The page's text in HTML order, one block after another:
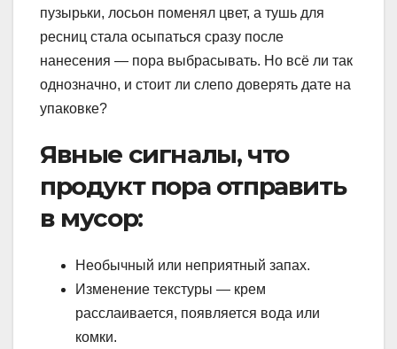
пузырьки, лосьон поменял цвет, а тушь для
ресниц стала осыпаться сразу после
нанесения — пора выбрасывать. Но всё ли так
однозначно, и стоит ли слепо доверять дате на
упаковке?
Явные сигналы, что
продукт пора отправить
в мусор:
Необычный или неприятный запах.
Изменение текстуры — крем
расслаивается, появляется вода или
комки.